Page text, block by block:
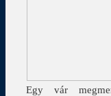
Egy vár